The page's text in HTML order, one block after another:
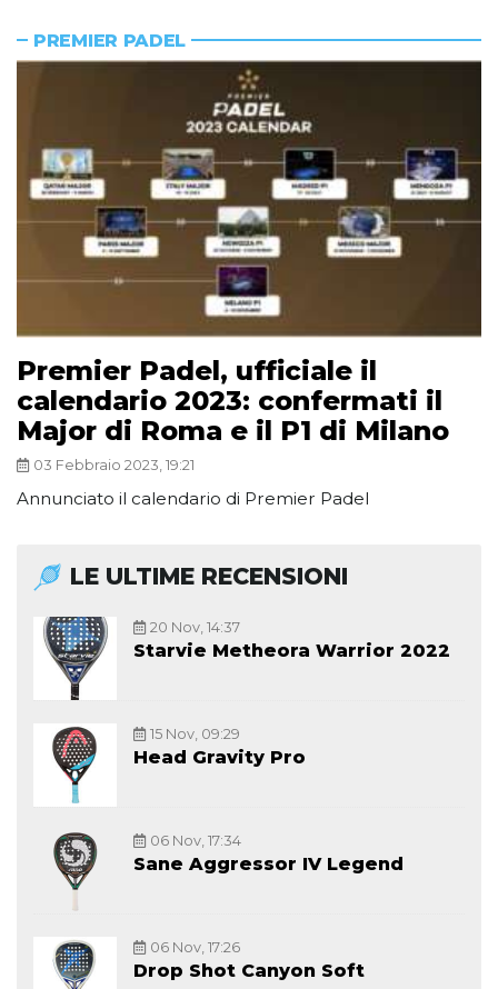
PREMIER PADEL
Premier Padel, ufficiale il
calendario 2023: confermati il
Major di Roma e il P1 di Milano
03 Febbraio 2023, 19:21
Annunciato il calendario di Premier Padel
LE ULTIME RECENSIONI
20 Nov, 14:37
Starvie Metheora Warrior 2022
15 Nov, 09:29
Head Gravity Pro
06 Nov, 17:34
Sane Aggressor IV Legend
06 Nov, 17:26
Drop Shot Canyon Soft